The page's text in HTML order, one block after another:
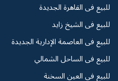
للبيع فى القاهرة الجديدة
للبيع فى الشيخ زايد
للبيع فى العاصمة الإدارية الجديدة
للبيع فى الساحل الشمالي
للبيع فى العين السخنة